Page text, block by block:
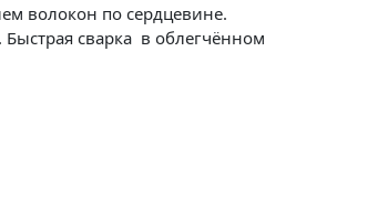
волокон по сердцевине.
сварка в облегчённом